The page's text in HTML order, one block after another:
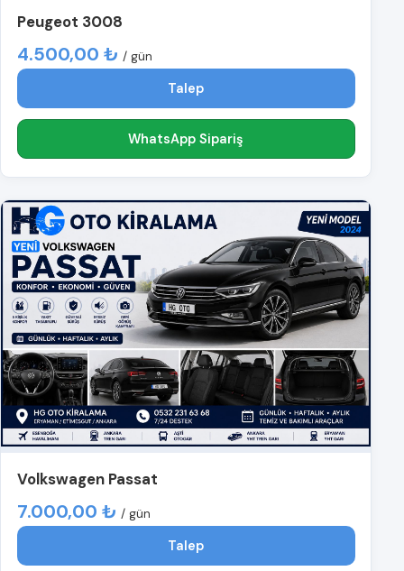
Peugeot 3008
4.500,00 ₺ / gün
Talep
WhatsApp Sipariş
Volkswagen Passat
7.000,00 ₺ / gün
Talep